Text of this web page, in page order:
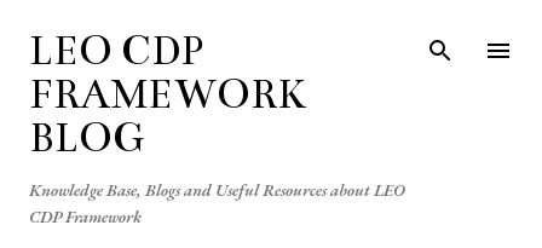
LEO CDP
FRAMEWORK
BLOG
Knowledge Base, Blogs and Useful Resources about LEO
CDP Framework